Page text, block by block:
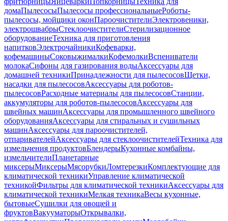
домаПылесосыПылесосы профессиональныеРоботы-
пылесосы, мойщики оконПароочистителиЭлектровеники,
электрошвабрыСтеклоочистителиСтерилизационное
оборудованиеТехника для приготовления
напитковЭлектрочайникиКофеварки,
кофемашиныСоковыжималкиКофемолкиВспениватели
молокаСифоны для газирования водыАксессуары для
домашней техникиПринадлежности для пылесосовЩетки,
насадки для пылесосовАксессуары для роботов-
пылесосовРасходные материалы для пылесосовСтанции,
аккумуляторы для роботов-пылесосовАксессуары для
швейных машинАксессуары для промышленного швейного
оборудованияАксессуары для стиральных и сушильных
машинАксессуары для пароочистителей,
отпаривателейАксессуары для стеклоочистителейТехника для
измельчения продуктовБлендерыКухонные комбайны,
измельчителиПланетарные
миксерыМиксерыМясорубкиЛомтерезкиКомплектующие для
климатической техникиУправление климатической
техникойФильтры для климатической техникиАксессуары для
климатической техникиМелкая техникаВесы кухонные,
бытовыеСушилки для овощей и
фруктовВакууматорыОткрывалки,